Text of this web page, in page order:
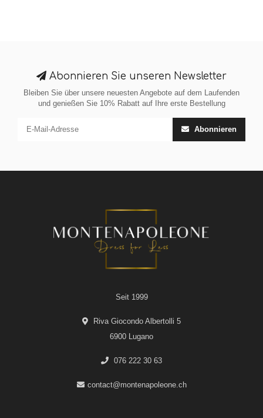
Abonnieren Sie unseren Newsletter
Bleiben Sie über unsere neuesten Angebote auf dem Laufenden
und genießen Sie 10% Rabatt auf Ihre erste Bestellung
Abonnieren
Seit 1999
Riva Giocondo Albertolli 5
6900 Lugano
076 222 30 63
contact@montenapoleone.ch